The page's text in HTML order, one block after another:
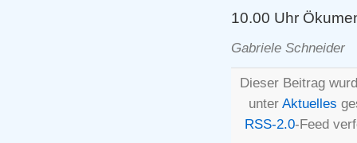
10.00 Uhr
Gabriele Schneider
Dieser Beitrag
unter Aktuelles
RSS-2.0-Feed